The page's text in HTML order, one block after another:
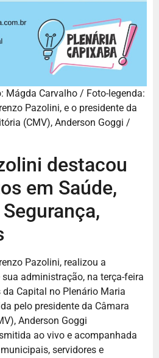
Mágda Carvalho / Foto-legenda:
Pazolini, e o presidente da
(CMV), Anderson Goggi /
destacou
em Saúde,
Pazolini, realizou a
sua administração, na terça-feira
Capital no Plenário Maria
pelo presidente da Câmara
Anderson Goggi
ao vivo e acompanhada
servidores e